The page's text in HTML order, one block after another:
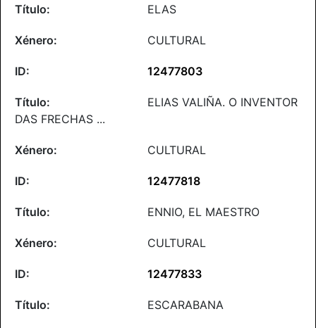
ELAS
CULTURAL
12477803
ELIAS VALIÑA. O INVENTOR
DAS FRECHAS ...
CULTURAL
12477818
ENNIO, EL MAESTRO
CULTURAL
12477833
ESCARABANA